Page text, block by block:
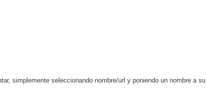
simplemente seleccionando nombre/url y poniendo un nombre a su